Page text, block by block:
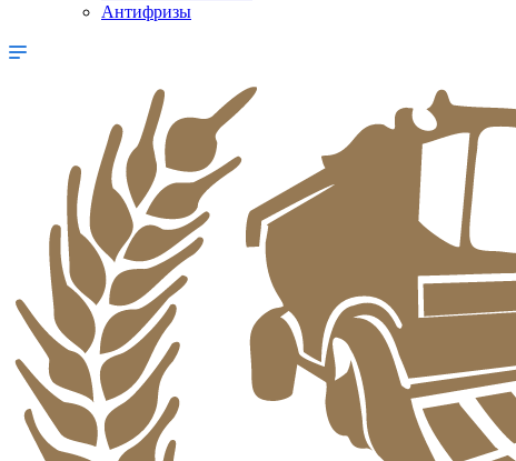
Антифризы